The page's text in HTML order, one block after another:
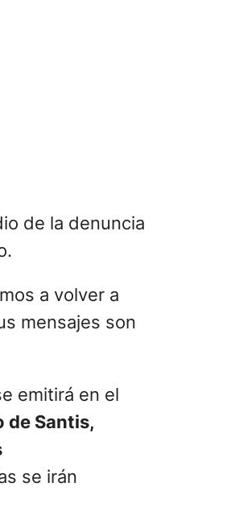
de la denuncia
a volver a
mensajes son
emitirá en el
de Santis,
se irán